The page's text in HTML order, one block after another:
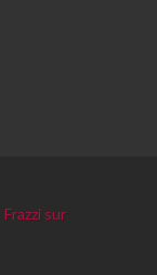
Frazzi sur